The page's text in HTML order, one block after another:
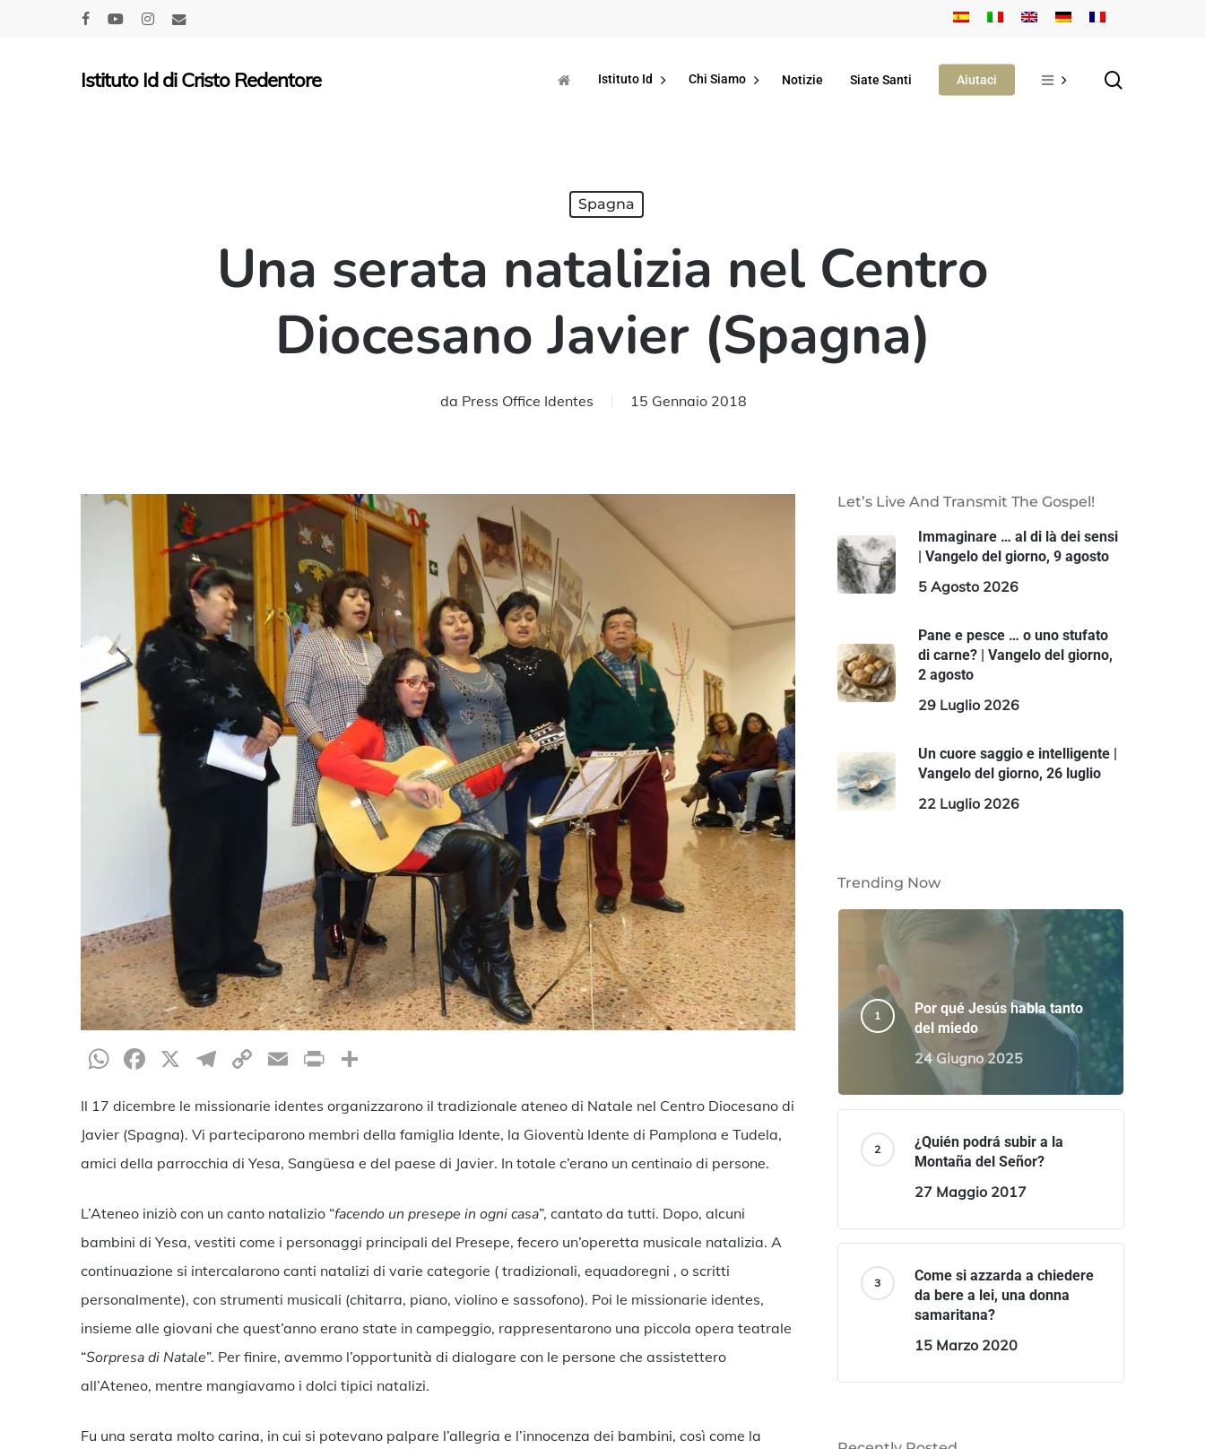
Hit enter to search or ESC to close
Istituto Id di Cristo Redentore Istituto Id Chi Siamo Notizie Siate Santi Aiutaci
Spagna
Una serata natalizia nel Centro
Diocesano Javier (Spagna)
da Press Office Identes 15 Gennaio 2018
WhatsApp
Facebook
X Telegram
CopyEmailPrint
Il 17 dicembre le missionarie identes organizzarono il tradizionale ateneo di Natale nel Centro Diocesano di
Javier (Spagna). Vi parteciparono membri della famiglia Idente, la Gioventù Idente di Pamplona e Tudela,
amici della parrocchia di Yesa, Sangüesa e del paese di Javier. In totale c’erano un centinaio di persone.
L’Ateneo iniziò con un canto natalizio “facendo un presepe in ogni casa”, cantato da tutti. Dopo, alcuni
bambini di Yesa, vestiti come i personaggi principali del Presepe, fecero un’operetta musicale natalizia. A
continuazione si intercalarono canti natalizi di varie categorie ( tradizionali, equadoregni , o scritti
personalmente), con strumenti musicali (chitarra, piano, violino e sassofono). Poi le missionarie identes,
insieme alle giovani che quest’anno erano state in campeggio, rappresentarono una piccola opera teatrale
“Sorpresa di Natale”. Per finire, avemmo l’opportunità di dialogare con le persone che assistettero
all’Ateneo, mentre mangiavamo i dolci tipici natalizi.
Fu una serata molto carina, in cui si potevano palpare l’allegria e l’innocenza dei bambini, così come la
Let’s Live And Transmit The Gospel!
Immaginare … al di là dei sensi
| Vangelo del giorno, 9 agosto
5 Agosto 2026
Pane e pesce … o uno stufato
di carne? | Vangelo del giorno,
2 agosto
29 Luglio 2026
Un cuore saggio e intelligente |
Vangelo del giorno, 26 luglio
22 Luglio 2026
Trending Now
Por qué Jesús habla tanto
del miedo
24 Giugno 2025
¿Quién podrá subir a la
Montaña del Señor?
27 Maggio 2017
Come si azzarda a chiedere
da bere a lei, una donna
samaritana?
15 Marzo 2020